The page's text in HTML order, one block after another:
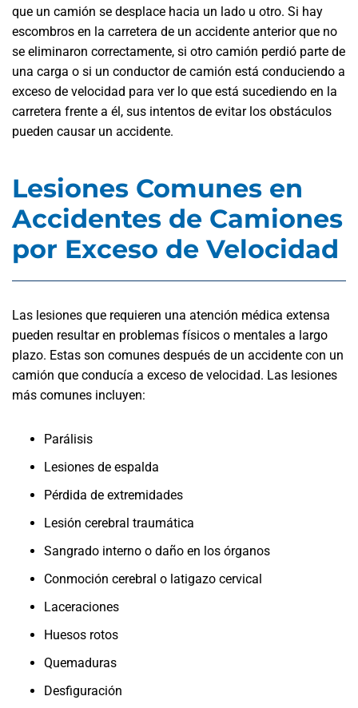
que un camión se desplace hacia un lado u otro. Si hay
escombros en la carretera de un accidente anterior que no
se eliminaron correctamente, si otro camión perdió parte de
una carga o si un conductor de camión está conduciendo a
exceso de velocidad para ver lo que está sucediendo en la
carretera frente a él, sus intentos de evitar los obstáculos
pueden causar un accidente.
Lesiones Comunes en
Accidentes de Camiones
por Exceso de Velocidad
Las lesiones que requieren una atención médica extensa
pueden resultar en problemas físicos o mentales a largo
plazo. Estas son comunes después de un accidente con un
camión que conducía a exceso de velocidad. Las lesiones
más comunes incluyen:
Parálisis
Lesiones de espalda
Pérdida de extremidades
Lesión cerebral traumática
Sangrado interno o daño en los órganos
Conmoción cerebral o latigazo cervical
Laceraciones
Huesos rotos
Quemaduras
Desfiguración